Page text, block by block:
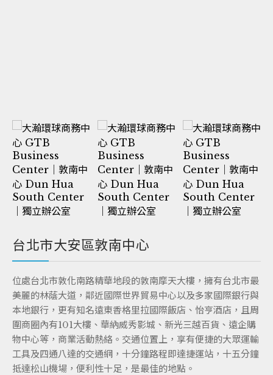
台北市大安區敦南中心
位處台北市敦化南路精華地段的敦南摩天大樓，擁有台北市最
美麗的林蔭大道，鄰近國際世界貿易中心以及多家國際銀行與
本地銀行，更有知名遠東香格里拉國際飯店、怡亨酒店，且周
圍商圈內有101大樓、華納威秀影城、新光三越百貨、遠企購
物中心等，商業活動熱絡。交通位置上，享有便捷的大眾運輸
工具及四通八達的交通網，十分鐘路程即達捷運站，十五分鐘
抵達松山機場，便利性十足，是最佳的地點。